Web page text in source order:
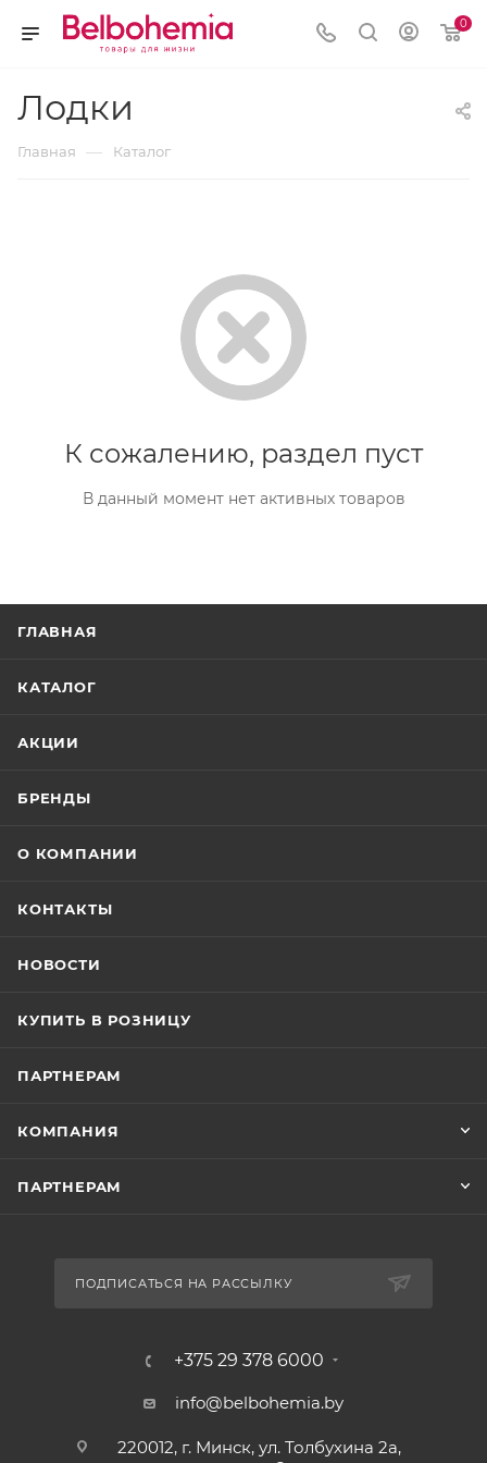
0
Лодки
Главная — Каталог
К сожалению, раздел пуст
В данный момент нет активных товаров
ГЛАВНАЯ
КАТАЛОГ
АКЦИИ
БРЕНДЫ
О КОМПАНИИ
КОНТАКТЫ
НОВОСТИ
КУПИТЬ В РОЗНИЦУ
ПАРТНЕРАМ
КОМПАНИЯ
ПАРТНЕРАМ
ПОДПИСАТЬСЯ НА РАССЫЛКУ
+375 29 378 6000
info@belbohemia.by
220012, г. Минск, ул. Толбухина 2а,